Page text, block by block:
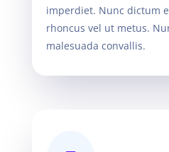
imperdiet. Nunc dictum
rhoncus vel ut metus.
malesuada convallis.